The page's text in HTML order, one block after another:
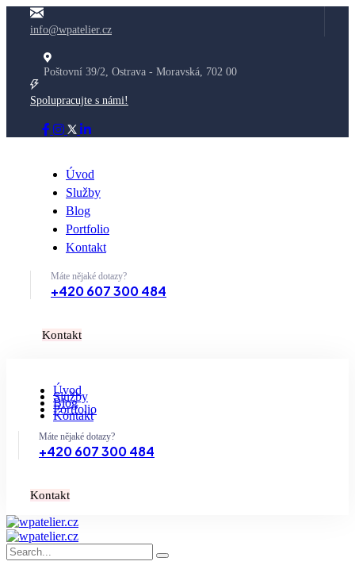
info@wpatelier.cz
Poštovní 39/2, Ostrava - Moravská, 702 00
Spolupracujte s námi!
Úvod
Služby
Blog
Portfolio
Kontakt
Máte nějaké dotazy?
+420 607 300 484
Kontakt
Úvod
Služby
Blog
Portfolio
Kontakt
Máte nějaké dotazy?
+420 607 300 484
Kontakt